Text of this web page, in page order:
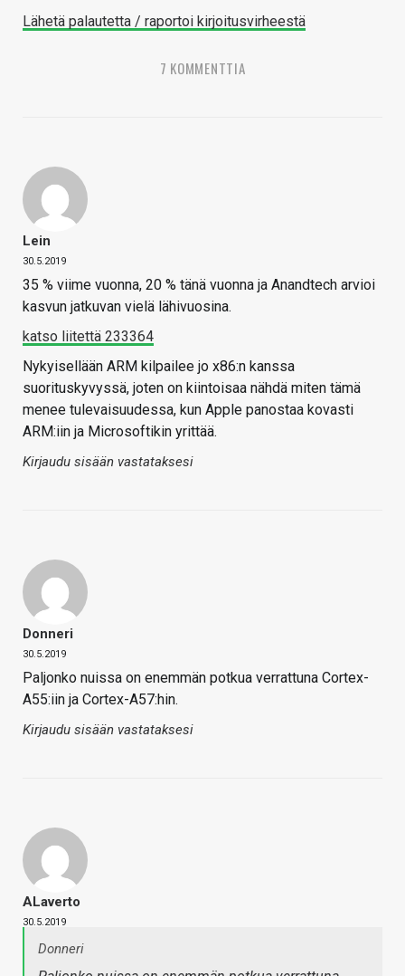
Lähetä palautetta / raportoi kirjoitusvirheestä
7 KOMMENTTIA
Lein
30.5.2019
35 % viime vuonna, 20 % tänä vuonna ja Anandtech arvioi
kasvun jatkuvan vielä lähivuosina.
katso liitettä 233364
Nykyisellään ARM kilpailee jo x86:n kanssa
suorituskyvyssä, joten on kiintoisaa nähdä miten tämä
menee tulevaisuudessa, kun Apple panostaa kovasti
ARM:iin ja Microsoftikin yrittää.
Kirjaudu sisään vastataksesi
Donneri
30.5.2019
Paljonko nuissa on enemmän potkua verrattuna Cortex-
A55:iin ja Cortex-A57:hin.
Kirjaudu sisään vastataksesi
ALaverto
30.5.2019
Donneri